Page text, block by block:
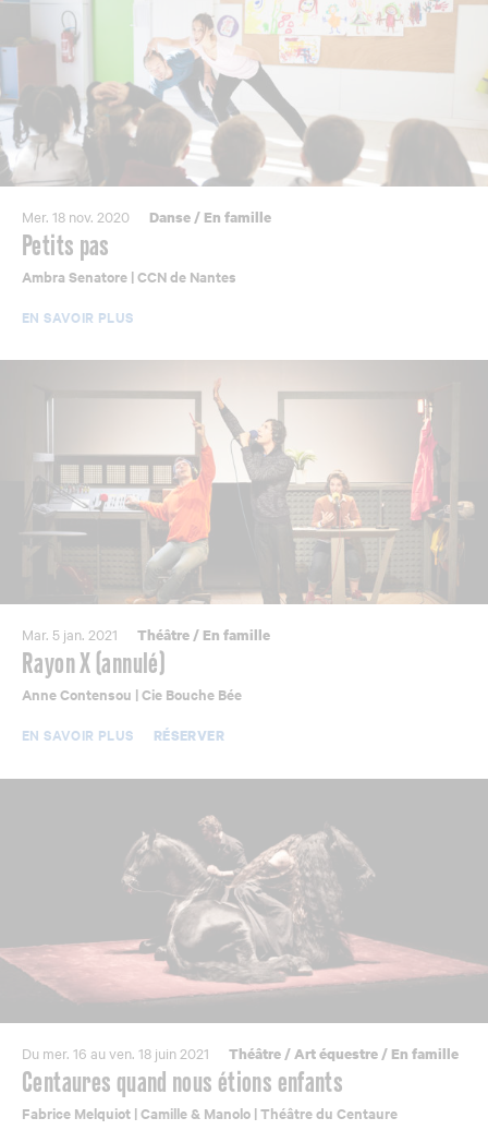
Mer. 18 nov. 2020 Danse/ En famille
Petits pas
Ambra Senatore | CCN de Nantes
EN SAVOIR PLUS
Mar. 5 jan. 2021 Théâtre/ En famille
Rayon X (annulé)
Anne Contensou | Cie Bouche Bée
EN SAVOIR PLUS
RÉSERVER
Du mer. 16 au ven. 18 juin 2021 Théâtre/Art équestre/ En famille
Centaures quand nous étions enfants
Fabrice Melquiot | Camille & Manolo | Théâtre du Centaure